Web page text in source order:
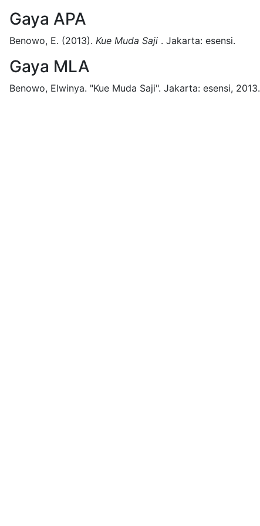
Gaya APA
Benowo, E. (2013). Kue Muda Saji . Jakarta: esensi.
Gaya MLA
Benowo, Elwinya. "Kue Muda Saji". Jakarta: esensi, 2013.